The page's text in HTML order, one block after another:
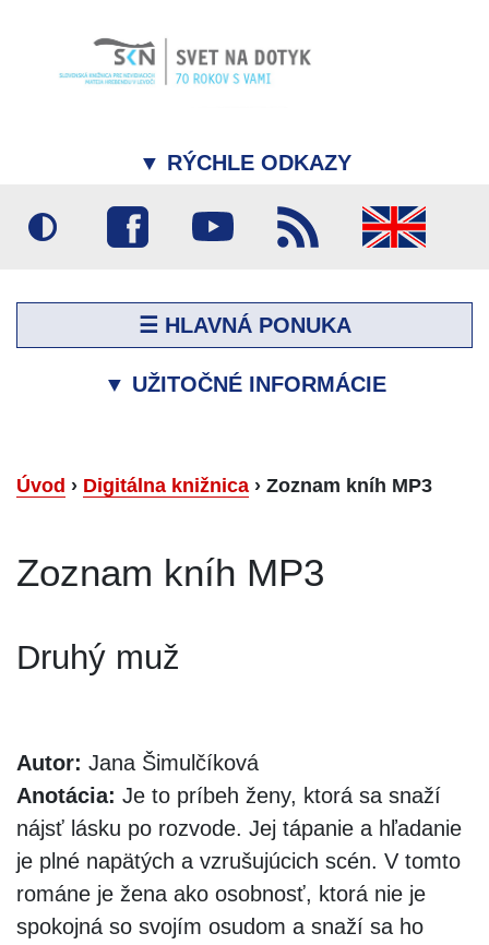
▼ RÝCHLE ODKAZY
☰ HLAVNÁ PONUKA
▼ UŽITOČNÉ INFORMÁCIE
Úvod › Digitálna knižnica › Zoznam kníh MP3
Zoznam kníh MP3
Druhý muž
Autor: Jana Šimulčíková
Anotácia: Je to príbeh ženy, ktorá sa snaží
nájsť lásku po rozvode. Jej tápanie a hľadanie
je plné napätých a vzrušujúcich scén. V tomto
románe je žena ako osobnosť, ktorá nie je
spokojná so svojím osudom a snaží sa ho